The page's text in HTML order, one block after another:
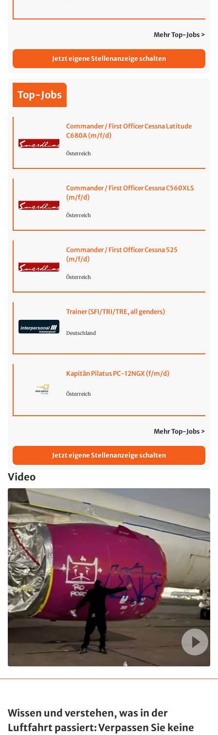
Mehr Top-Jobs >
Jetzt eigene Stellenanzeige schalten
Top-Jobs
Commander / First Officer Cessna Latitude
C680A (m/f/d)
Österreich
Commander / First Officer Cessna C560XLS
(m/f/d)
Österreich
Commander / First Officer Cessna 525
(m/f/d)
Österreich
Trainer (SFI/TRI/TRE, all genders)
Deutschland
Kapitän Pilatus PC-12NGX (f/m/d)
Österreich
Mehr Top-Jobs >
Jetzt eigene Stellenanzeige schalten
Video
Wissen und verstehen, was in der
Luftfahrt passiert: Verpassen Sie keine